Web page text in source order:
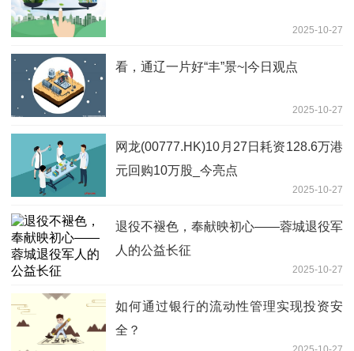
2025-10-27
看，通辽一片好“丰”景~|今日观点
2025-10-27
网龙(00777.HK)10月27日耗资128.6万港
元回购10万股_今亮点
2025-10-27
退役不褪色，奉献映初心——蓉城退役军
人的公益长征
2025-10-27
如何通过银行的流动性管理实现投资安
全？